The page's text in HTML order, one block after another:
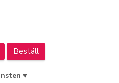
Beställ
▾